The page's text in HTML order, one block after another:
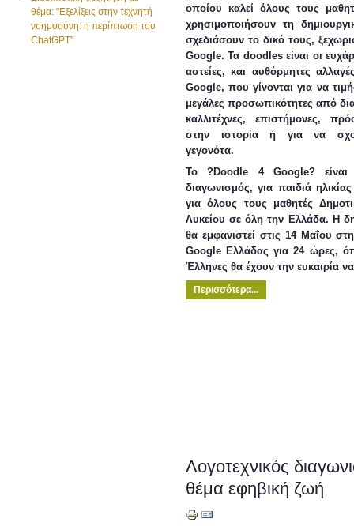
θέμα: "Εξελίξεις στην τεχνητή
νοημοσύνη: η περίπτωση του
ChatGPT"
οποίου καλεί όλους τους
χρησιμοποιήσουν τη
σχεδιάσουν το δικό τους,
Google. Τα doodles είναι οι
αστείες, και αυθόρμητες
Google, που γίνονται για να
μεγάλες προσωπικότητες από
καλλιτέχνες, επιστήμονες,
στην ιστορία ή για να
γεγονότα.
Το ?Doodle 4 Google? είναι
διαγωνισμός, για παιδιά
για όλους τους μαθητές
Λυκείου σε όλη την Ελλάδα. Η
θα εμφανιστεί στις 14 Μαΐου
Google Ελλάδας για 24 ώρες,
Έλληνες θα έχουν την ευκαιρία
Περισσότερα...
Λογοτεχνικός
θέμα εφηβική ζωή